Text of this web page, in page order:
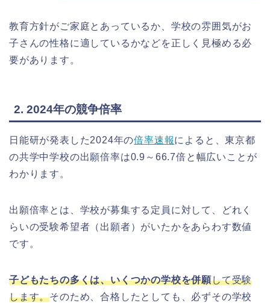
教育方針がご家庭とあっているか、学校の雰囲気がお
子さんの性格に適しているかなどを正しく見極める必
要があります。
2. 2024年の競争倍率
日能研が発表した2024年の倍率速報によると、東京都
の共学中学校の出願倍率は0.9～66.7倍と幅広いことが
わかります。
出願倍率とは、学校が募集する定員に対して、どれく
らいの受験希望者（出願者）がいたかをあらわす数値
です。
子どもたちの多くは、いくつかの学校を併願して受験
します。そのため、合格したとしても、必ずその学校